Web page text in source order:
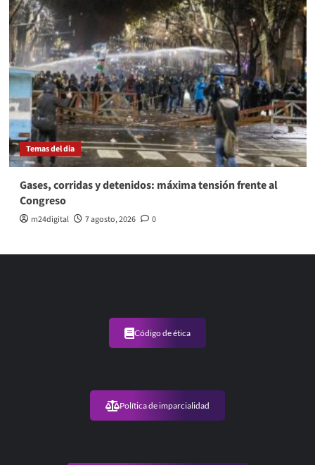
Temas del dia
Gases, corridas y detenidos: máxima tensión frente al
Congreso
m24digital 7 agosto, 2026 0
Código de ética
Política de imparcialidad